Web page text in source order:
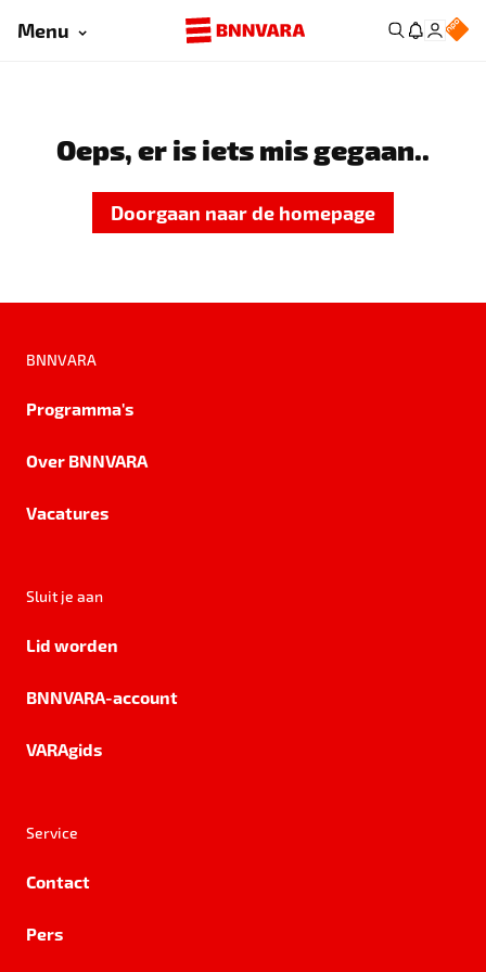
Menu
Oeps, er is iets mis gegaan..
Doorgaan naar de homepage
BNNVARA
Programma's
Over BNNVARA
Vacatures
Sluit je aan
Lid worden
BNNVARA-account
VARAgids
Service
Contact
Pers